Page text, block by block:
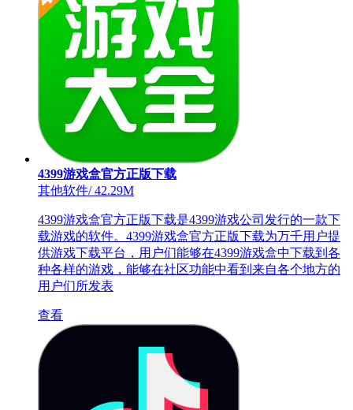
4399游戏盒官方正版下载
其他软件/42.29M
4399游戏盒官方正版下载是4399游戏公司发行的一款下
载游戏的软件。4399游戏盒官方正版下载为万千用户提
供游戏下载平台，用户们能够在4399游戏盒中下载到各
种各样的游戏，能够在社区功能中看到来自各个地方的
用户们所发表
查看